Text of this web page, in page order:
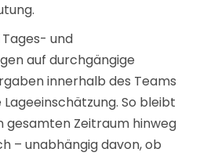
und
auf durchgängige
innerhalb des Teams
So bleibt
gesamten Zeitraum hinweg
– unabhängig davon, ob